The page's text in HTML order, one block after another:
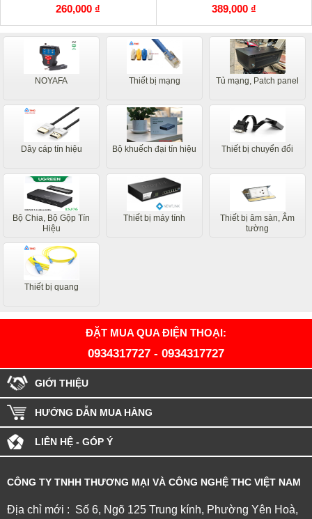
260,000 ₫
389,000 ₫
NOYAFA Thiết bị mạng Tủ mạng, Patch panel
Dây cáp tín hiệu Bộ khuếch đại tín hiệu Thiết bị chuyển đổi
Bộ Chia, Bộ Gộp Tín
Hiệu
Thiết bị máy tính
Thiết bị âm sàn, Âm
tường
Thiết bị quang
ĐẶT MUA QUA ĐIỆN THOẠI:
0934317727 - 0934317727
GIỚI THIỆU
HƯỚNG DẪN MUA HÀNG
LIÊN HỆ - GÓP Ý
CÔNG TY TNHH THƯƠNG MẠI VÀ CÔNG NGHỆ THC VIỆT NAM
Địa chỉ mới : Số 6, Ngõ 125 Trung kính, Phường Yên Hoà,